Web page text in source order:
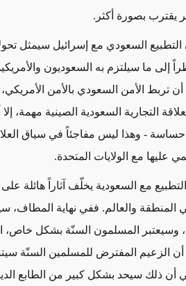
يقترب بصورة أكثر .
التطبيع السعودي مع إسرائيل سيمثل
إلى ما سيلتزم به السعوديون
أن تربط الأمن السعودي بالأمن
التجارية السعودية الصينية مهمة،
حساسة- وهذا ليس مفاجئاً في سياق
عليها مع الولايات المتحدة.
مع السعودية يخلّف آثاراً هائلة
المنطقة والعالم. ففي نهاية المطاف،
الزعيم المفترض للمسلمين السنّة
أن ذلك سيحد بشكل كبير من الطابع